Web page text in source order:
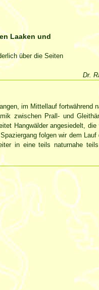
Laaken und
über die Seiten
Dr.
im Mittellauf fortwährend
zwischen Prall- und
Hangwälder angesiedelt, die
folgen wir dem Lauf
in eine teils naturnahe